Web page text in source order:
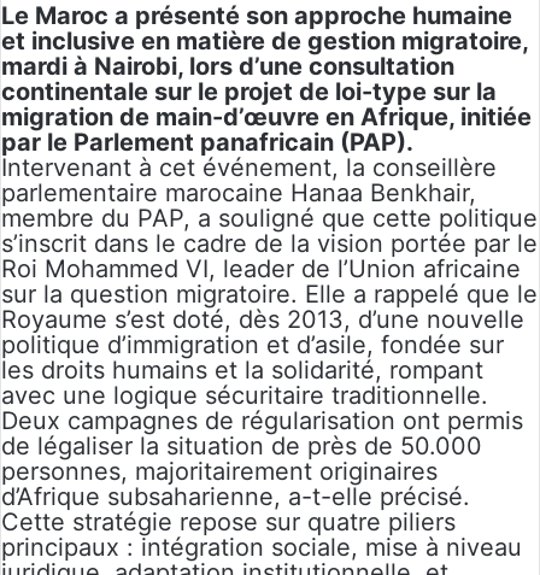
Le Maroc a présenté son approche humaine
et inclusive en matière de gestion migratoire,
mardi à Nairobi, lors d’une consultation
continentale sur le projet de loi-type sur la
migration de main-d’œuvre en Afrique, initiée
par le Parlement panafricain (PAP).
Intervenant à cet événement, la conseillère
parlementaire marocaine Hanaa Benkhair,
membre du PAP, a souligné que cette politique
s’inscrit dans le cadre de la vision portée par le
Roi Mohammed VI, leader de l’Union africaine
sur la question migratoire. Elle a rappelé que le
Royaume s’est doté, dès 2013, d’une nouvelle
politique d’immigration et d’asile, fondée sur
les droits humains et la solidarité, rompant
avec une logique sécuritaire traditionnelle.
Deux campagnes de régularisation ont permis
de légaliser la situation de près de 50.000
personnes, majoritairement originaires
d’Afrique subsaharienne, a-t-elle précisé.
Cette stratégie repose sur quatre piliers
principaux : intégration sociale, mise à niveau